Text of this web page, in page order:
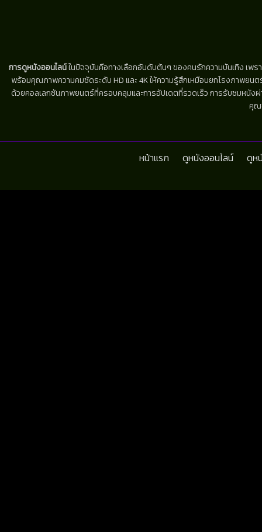
การดูหนังออนไลน์ในปัจจุบันคือทางเลือกอันดับต้นๆ ของคนรักความบันเทิง เพร
พร้อมคุณภาพความคมชัดระดับ HD และ 4K ให้ความรู้สึกเหมือนยกโรงภาพยน
ด้วยคอลเลกชันภาพยนตร์ที่ครอบคลุมและการอัปเดตที่รวดเร็ว การรับชมหนัง
คุณ
หน้าแรก ดูหนังออนไลน์ ดูห